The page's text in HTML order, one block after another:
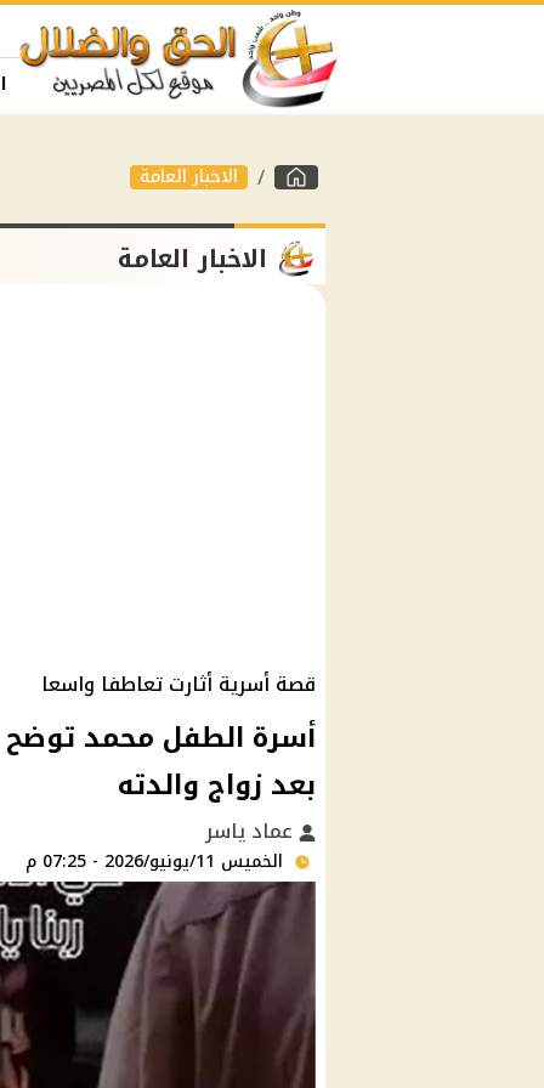
الاخبار العامة
الاخبار العامة
قصة أسرية أثارت تعاطفا واسعا
أسرة الطفل محمد
بعد زواج والدته
عماد ياسر
الخميس 11/يونيو/2026 - 07:25 م